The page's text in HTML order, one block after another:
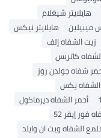
هايلايتر شيغلام
ميبيلين
هايلايتر نيكس
زيت الشفاه إلف
كاتريس
شفاه جولدن روز
نِكس
أحمر الشفاه ديرماكول
فور إيفر 52
الشفاه ويت ان وايلد